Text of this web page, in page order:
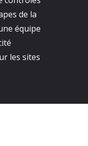
de la
équipe
les sites